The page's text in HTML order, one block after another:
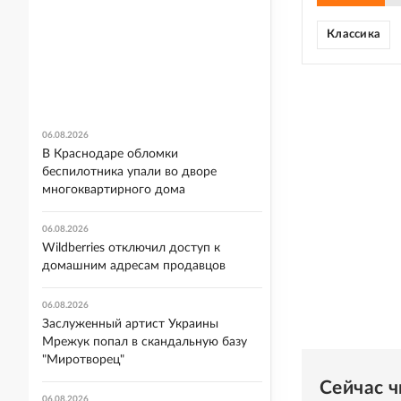
Классика
Сейчас
06.08.2026
В Краснодаре обломки
беспилотника упали во дворе
многоквартирного дома
06.08.2026
Wildberries отключил доступ к
домашним адресам продавцов
06.08.2026
Заслуженный артист Украины
Мрежук попал в скандальную базу
"Миротворец"
06.08.2026